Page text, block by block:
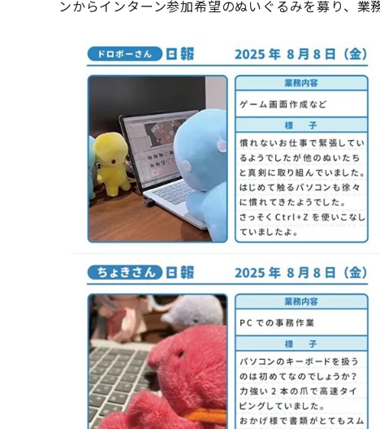
ンからインターン参加希望のぬいぐるみを募り、業